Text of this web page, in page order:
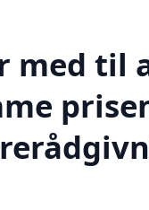
med til